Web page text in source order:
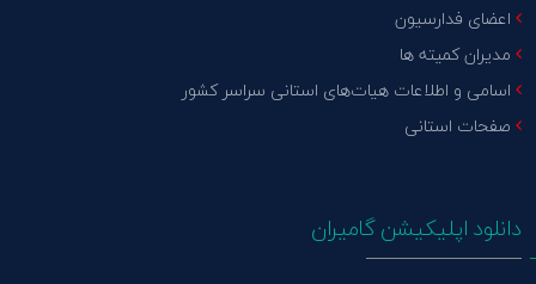
اعضای فدارسیون
مدیران کمیته ها
اسامی و اطلاعات هیات‌های استانی سراسر کشور
صفحات استانی
دانلود اپلیکیشن گامیران